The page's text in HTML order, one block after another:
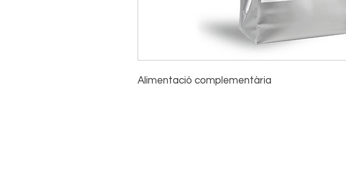
Alimentació complementària